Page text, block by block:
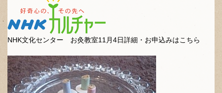
NHK文化センター お灸教室11月4日詳細・お申込みはこちら